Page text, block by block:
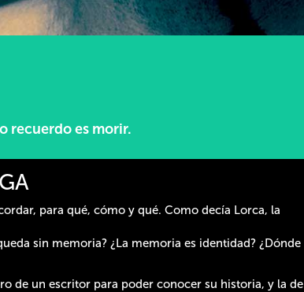
recuerdo es morir.
para qué, cómo y qué. Como decía Lorca, la
sin memoria? ¿La memoria es identidad? ¿Dónde
de un escritor para poder conocer su historia, y la de